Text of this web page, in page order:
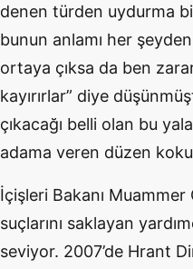
denen türden uydurma
bunun anlamı her
ortaya çıksa da ben
kayırırlar” diye
çıkacağı belli olan bu
adama veren düzen
İçişleri Bakanı
suçlarını saklayan
seviyor. 2007’de Hrant